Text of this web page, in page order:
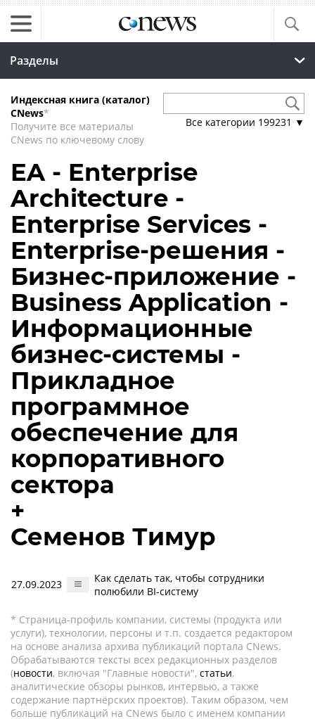
Разделы
Индексная книга (каталог)
CNews*
Получите все материалы
CNews по ключевому слову
Все категории 199231 ▼
EA - Enterprise
Architecture -
Enterprise Services -
Enterprise-решения -
Бизнес-приложение -
Business Application -
Информационные
бизнес-системы -
Прикладное
программное
обеспечение для
корпоративного
сектора
+
Семенов Тимур
27.09.2023
Как сделать так, чтобы сотрудники
полюбили BI-систему
* Страница-профиль компании, системы (продукта или
услуги), технологии, персоны и т.п. создается редактором
на основе анализа архива публикаций портала CNews.
Обрабатываются тексты всех редакционных разделов
(новости, включая "Главные новости", статьи,
аналитические обзоры рынков, интервью, а также
содержание партнёрских проектов). Таким образом, чем
больше публикаций на CNews было с именем компании